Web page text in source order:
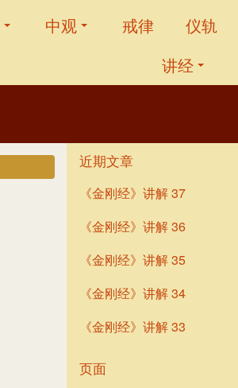
中观 戒律 仪轨
讲经
近期文章
《金刚经》讲解 37
《金刚经》讲解 36
《金刚经》讲解 35
《金刚经》讲解 34
《金刚经》讲解 33
页面